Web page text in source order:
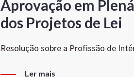
Aprovação em
dos Projetos de Lei
Resolução sobre a Profissão de
Ler mais